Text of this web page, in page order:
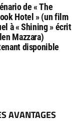
de « The
Hotel » (un film
à « Shining » écrit
Mazzara)
disponible
AVANTAGES